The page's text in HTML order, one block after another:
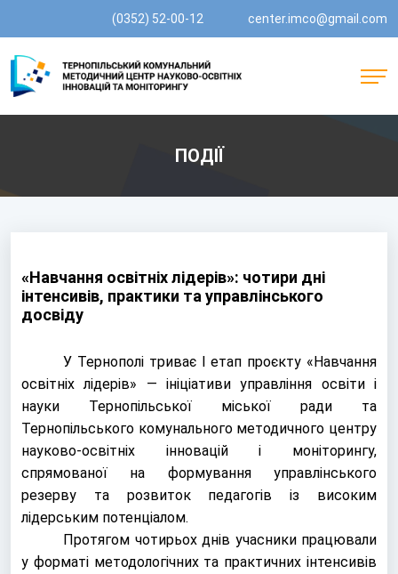
(0352) 52-00-12 center.imco@gmail.com
ПОДІЇ
«Навчання освітніх лідерів»: чотири дні
інтенсивів, практики та управлінського
досвіду
У Тернополі триває І етап проєкту «Навчання
освітніх лідерів» — ініціативи управління освіти і
науки Тернопільської міської ради та
Тернопільського комунального методичного центру
науково-освітніх інновацій і моніторингу,
спрямованої на формування управлінського
резерву та розвиток педагогів із високим
лідерським потенціалом.
Протягом чотирьох днів учасники працювали
у форматі методологічних та практичних інтенсивів